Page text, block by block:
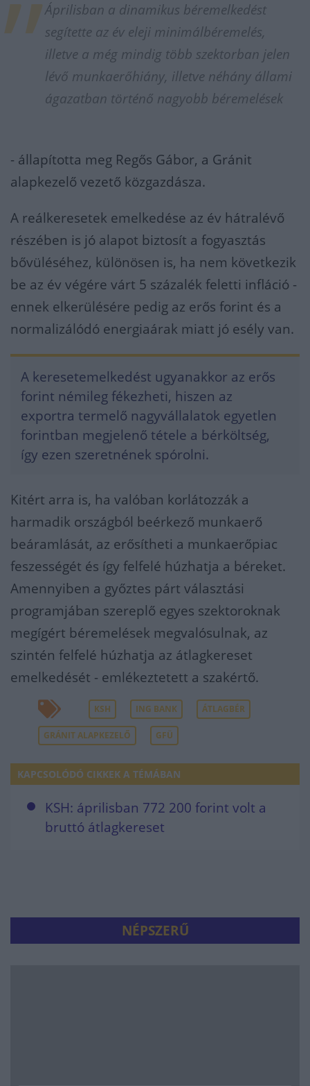
Áprilisban a dinamikus béremelkedést
segítette az év eleji minimálbéremelés,
illetve a még mindig több szektorban jelen
lévő munkaerőhiány, illetve néhány állami
ágazatban történő nagyobb béremelések
- állapította meg Regős Gábor, a Gránit
alapkezelő vezető közgazdásza.
A reálkeresetek emelkedése az év hátralévő
részében is jó alapot biztosít a fogyasztás
bővüléséhez, különösen is, ha nem következik
be az év végére várt 5 százalék feletti infláció -
ennek elkerülésére pedig az erős forint és a
normalizálódó energiaárak miatt jó esély van.
A keresetemelkedést ugyanakkor az erős
forint némileg fékezheti, hiszen az
exportra termelő nagyvállalatok egyetlen
forintban megjelenő tétele a bérköltség,
így ezen szeretnének spórolni.
Kitért arra is, ha valóban korlátozzák a
harmadik országból beérkező munkaerő
beáramlását, az erősítheti a munkaerőpiac
feszességét és így felfelé húzhatja a béreket.
Amennyiben a győztes párt választási
programjában szereplő egyes szektoroknak
megígért béremelések megvalósulnak, az
szintén felfelé húzhatja az átlagkereset
emelkedését - emlékeztetett a szakértő.
KSH ING BANK ÁTLAGBÉR
GRÁNIT ALAPKEZELŐ GFÜ
KAPCSOLÓDÓ CIKKEK A TÉMÁBAN
KSH: áprilisban 772 200 forint volt a
bruttó átlagkereset
NÉPSZERŰ